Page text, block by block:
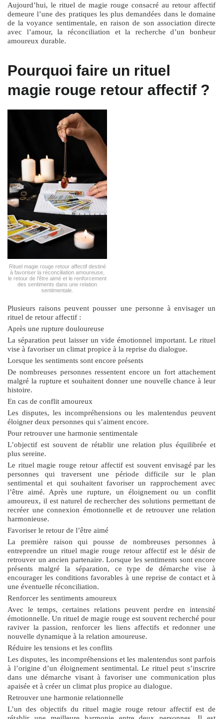
Aujourd’hui, le rituel de magie rouge consacré au retour affectif
demeure l’une des pratiques les plus demandées dans le domaine
de la voyance sentimentale, en raison de son association directe
avec l’amour, la réconciliation et la recherche d’un bonheur
amoureux durable.
Pourquoi faire un rituel
magie rouge retour affectif ?
Rituel magie rouge retour affectif destiné
à favoriser la réconciliation amoureuse,
le retour de l’être aimé et le renforcement
des sentiments dans une relation
sentimentale.
Plusieurs raisons peuvent pousser une personne à envisager un
rituel de retour affectif :
Après une rupture douloureuse
La séparation peut laisser un vide émotionnel important. Le rituel
vise à favoriser un climat propice à la reprise du dialogue.
Lorsque les sentiments sont encore présents
De nombreuses personnes ressentent encore un fort attachement
malgré la rupture et souhaitent donner une nouvelle chance à leur
histoire.
En cas de conflit amoureux
Les disputes, les incompréhensions ou les malentendus peuvent
éloigner deux personnes qui s’aiment encore.
Pour retrouver une harmonie sentimentale
L’objectif est souvent de rétablir une relation plus équilibrée et
plus sereine.
Le rituel magie rouge retour affectifest souvent envisagé par les
personnes qui traversent une période difficile sur le plan
sentimental et qui souhaitent favoriser un rapprochement avec
l’être aimé. Après une rupture, un éloignement ou un conflit
amoureux, il est naturel de rechercher des solutions permettant de
recréer une connexion émotionnelle et de retrouver une relation
harmonieuse.
Favoriser le retour de l’être aimé
La première raison qui pousse de nombreuses personnes à
entreprendre un rituel magie rouge retour affectifest le désir de
retrouver un ancien partenaire. Lorsque les sentiments sont encore
présents malgré la séparation, ce type de démarche vise à
encourager les conditions favorables à une reprise de contact et à
une éventuelle réconciliation.
Renforcer les sentiments amoureux
Avec le temps, certaines relations peuvent perdre en intensité
émotionnelle. Un rituel de magie rouge est souvent recherché pour
raviver la passion, renforcer les liens affectifs et redonner une
nouvelle dynamique à la relation amoureuse.
Réduire les tensions et les conflits
Les disputes, les incompréhensions et les malentendus sont parfois
à l’origine d’un éloignement sentimental. Le rituel peut s’inscrire
dans une démarche visant à favoriser une communication plus
apaisée et à créer un climat plus propice au dialogue.
Retrouver une harmonie relationnelle
L’un des objectifs du rituel magie rouge retour affectif est de